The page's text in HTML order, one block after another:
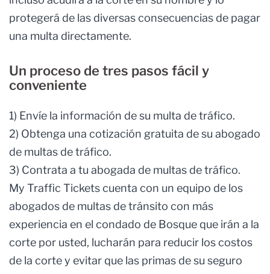
protegerá de las diversas consecuencias de pagar
una multa directamente.
Un proceso de tres pasos fácil y
conveniente
1) Envíe la información de su multa de tráfico.
2) Obtenga una cotización gratuita de su abogado
de multas de tráfico.
3) Contrata a tu abogada de multas de tráfico.
My Traffic Tickets cuenta con un equipo de los
abogados de multas de tránsito con más
experiencia en el condado de Bosque que irán a la
corte por usted, lucharán para reducir los costos
de la corte y evitar que las primas de su seguro